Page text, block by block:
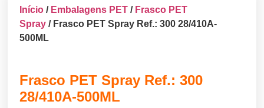
Início / Embalagens PET / Frasco PET
Spray / Frasco PET Spray Ref.: 300 28/410A-
500ML
Frasco PET Spray Ref.: 300
28/410A-500ML